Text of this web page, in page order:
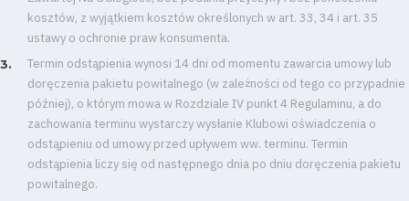
Privacy
policy
Regulations
Development
kosztów, z wyjątkiem kosztów określonych w art. 33, 34 i art. 35
ustawy o ochronie praw konsumenta.
Termin odstąpienia wynosi 14 dni od momentu zawarcia umowy lub
doręczenia pakietu powitalnego (w zależności od tego co przypadnie
później), o którym mowa w Rozdziale IV punkt 4 Regulaminu, a do
zachowania terminu wystarczy wysłanie Klubowi oświadczenia o
odstąpieniu od umowy przed upływem ww. terminu. Termin
odstąpienia liczy się od następnego dnia po dniu doręczenia pakietu
powitalnego.